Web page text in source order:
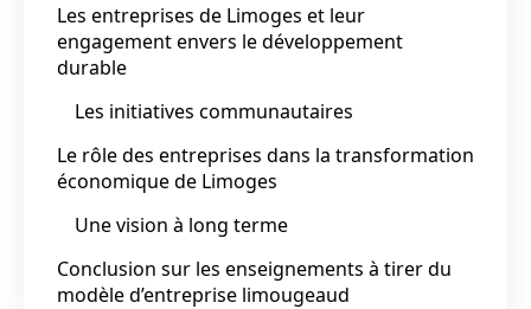
Les entreprises de Limoges et leur
engagement envers le développement
durable
Les initiatives communautaires
Le rôle des entreprises dans la transformation
économique de Limoges
Une vision à long terme
Conclusion sur les enseignements à tirer du
modèle d’entreprise limougeaud